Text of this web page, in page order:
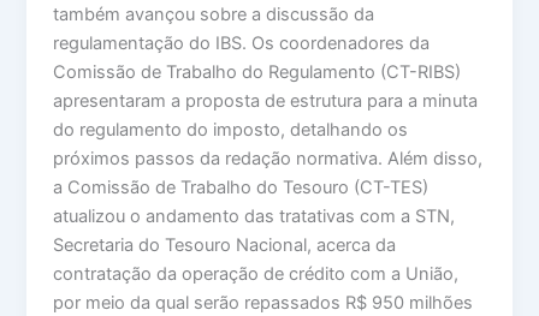
também avançou sobre a discussão da
regulamentação do IBS. Os coordenadores da
Comissão de Trabalho do Regulamento (CT-RIBS)
apresentaram a proposta de estrutura para a minuta
do regulamento do imposto, detalhando os
próximos passos da redação normativa. Além disso,
a Comissão de Trabalho do Tesouro (CT-TES)
atualizou o andamento das tratativas com a STN,
Secretaria do Tesouro Nacional, acerca da
contratação da operação de crédito com a União,
por meio da qual serão repassados R$ 950 milhões